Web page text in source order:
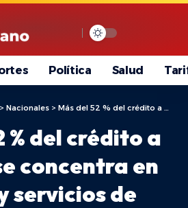
Política Salud
> Nacionales > Más del 52 % del crédito a mipymes se concentra en comercio y servicios de consumo.
% del crédito a
concentra en
servicios de